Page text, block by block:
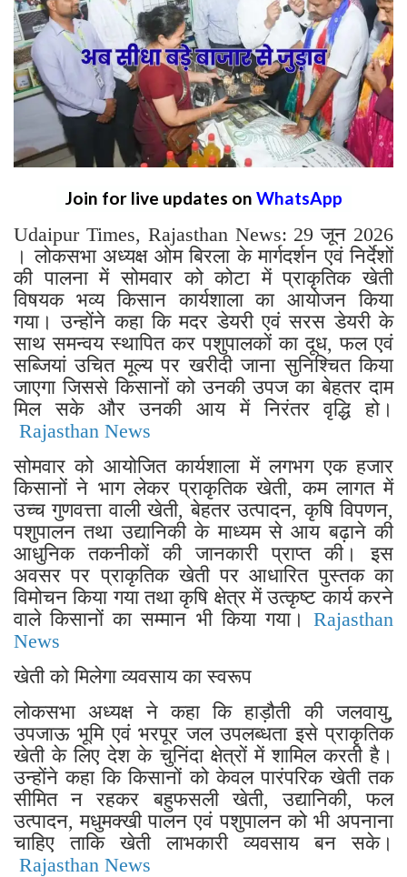
Join for live updates on WhatsApp
Udaipur Times, Rajasthan News: 29 जून 2026
। लोकसभा अध्यक्ष ओम बिरला के मार्गदर्शन एवं निर्देशों
की पालना में सोमवार को कोटा में प्राकृतिक खेती
विषयक भव्य किसान कार्यशाला का आयोजन किया
गया। उन्होंने कहा कि मदर डेयरी एवं सरस डेयरी के
साथ समन्वय स्थापित कर पशुपालकों का दूध, फल एवं
सब्जियां उचित मूल्य पर खरीदी जाना सुनिश्चित किया
जाएगा जिससे किसानों को उनकी उपज का बेहतर दाम
मिल सके और उनकी आय में निरंतर वृद्धि हो।
Rajasthan News
सोमवार को आयोजित कार्यशाला में लगभग एक हजार
किसानों ने भाग लेकर प्राकृतिक खेती, कम लागत में
उच्च गुणवत्ता वाली खेती, बेहतर उत्पादन, कृषि विपणन,
पशुपालन तथा उद्यानिकी के माध्यम से आय बढ़ाने की
आधुनिक तकनीकों की जानकारी प्राप्त की। इस
अवसर पर प्राकृतिक खेती पर आधारित पुस्तक का
विमोचन किया गया तथा कृषि क्षेत्र में उत्कृष्ट कार्य करने
वाले किसानों का सम्मान भी किया गया। Rajasthan
News
खेती को मिलेगा व्यवसाय का स्वरूप
लोकसभा अध्यक्ष ने कहा कि हाड़ौती की जलवायु,
उपजाऊ भूमि एवं भरपूर जल उपलब्धता इसे प्राकृतिक
खेती के लिए देश के चुनिंदा क्षेत्रों में शामिल करती है।
उन्होंने कहा कि किसानों को केवल पारंपरिक खेती तक
सीमित न रहकर बहुफसली खेती, उद्यानिकी, फल
उत्पादन, मधुमक्खी पालन एवं पशुपालन को भी अपनाना
चाहिए ताकि खेती लाभकारी व्यवसाय बन सके।
Rajasthan News